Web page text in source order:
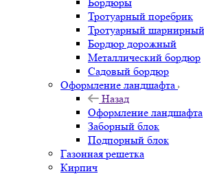
Тротуарный поребрик
Тротуарный
Бордюр дорожный
Металлический бордюр
Садовый бордюр
Оформление ландшафта
Назад
Оформление ландшафта
Заборный блок
Подпорный блок
Газонная решетка
Кирпич